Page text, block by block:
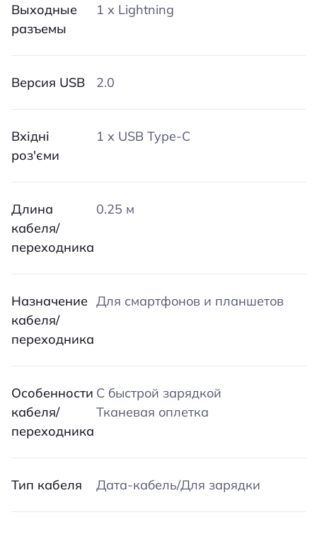
Выходные
разъемы
1 х Lightning
Версия USB 2.0
Вхідні
роз'єми
1 x USB Type-C
Длина
кабеля/
переходника
0.25 м
Назначение
кабеля/
переходника
Для смартфонов и планшетов
Особенности
кабеля/
переходника
С быстрой зарядкой
Тканевая оплетка
Тип кабеля Дата-кабель/Для зарядки